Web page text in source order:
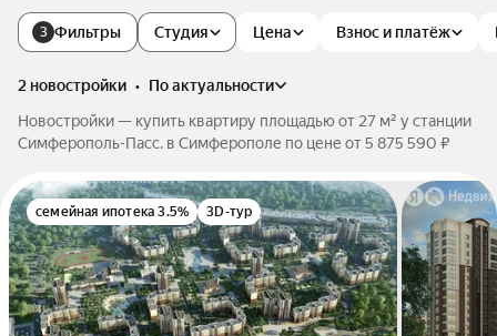
3 Фильтры Цена Взнос и платёж
Студия
2 новостройки •
по актуальности
Новостройки — купить квартиру площадью от 27 м² у станции
Симферополь-Пасс. в Симферополе по цене от 5 875 590 ₽
семейная ипотека 3.5% 3D-тур